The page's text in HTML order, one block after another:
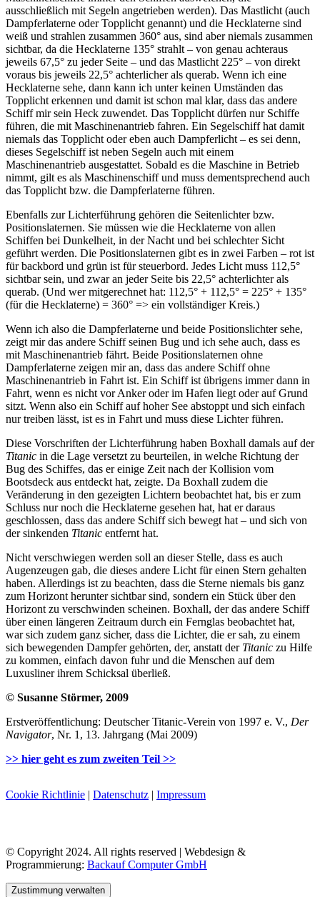
ausschließlich mit Segeln angetrieben werden). Das Mastlicht (auch
Dampferlaterne oder Topplicht genannt) und die Hecklaterne sind
weiß und strahlen zusammen 360° aus, sind aber niemals zusammen
sichtbar, da die Hecklaterne 135° strahlt – von genau achteraus
jeweils 67,5° zu jeder Seite – und das Mastlicht 225° – von direkt
voraus bis jeweils 22,5° achterlicher als querab. Wenn ich eine
Hecklaterne sehe, dann kann ich unter keinen Umständen das
Topplicht erkennen und damit ist schon mal klar, dass das andere
Schiff mir sein Heck zuwendet. Das Topplicht dürfen nur Schiffe
führen, die mit Maschinenantrieb fahren. Ein Segelschiff hat damit
niemals das Topplicht oder eben auch Dampferlicht – es sei denn,
dieses Segelschiff ist neben Segeln auch mit einem
Maschinenantrieb ausgestattet. Sobald es die Maschine in Betrieb
nimmt, gilt es als Maschinenschiff und muss dementsprechend auch
das Topplicht bzw. die Dampferlaterne führen.
Ebenfalls zur Lichterführung gehören die Seitenlichter bzw.
Positionslaternen. Sie müssen wie die Hecklaterne von allen
Schiffen bei Dunkelheit, in der Nacht und bei schlechter Sicht
geführt werden. Die Positionslaternen gibt es in zwei Farben – rot ist
für backbord und grün ist für steuerbord. Jedes Licht muss 112,5°
sichtbar sein, und zwar an jeder Seite bis 22,5° achterlichter als
querab. (Und wer mitgerechnet hat: 112,5° + 112,5° = 225° + 135°
(für die Hecklaterne) = 360° => ein vollständiger Kreis.)
Wenn ich also die Dampferlaterne und beide Positionslichter sehe,
zeigt mir das andere Schiff seinen Bug und ich sehe auch, dass es
mit Maschinenantrieb fährt. Beide Positionslaternen ohne
Dampferlaterne zeigen mir an, dass das andere Schiff ohne
Maschinenantrieb in Fahrt ist. Ein Schiff ist übrigens immer dann in
Fahrt, wenn es nicht vor Anker oder im Hafen liegt oder auf Grund
sitzt. Wenn also ein Schiff auf hoher See abstoppt und sich einfach
nur treiben lässt, ist es in Fahrt und muss diese Lichter führen.
Diese Vorschriften der Lichterführung haben Boxhall damals auf der
Titanic in die Lage versetzt zu beurteilen, in welche Richtung der
Bug des Schiffes, das er einige Zeit nach der Kollision vom
Bootsdeck aus entdeckt hat, zeigte. Da Boxhall zudem die
Veränderung in den gezeigten Lichtern beobachtet hat, bis er zum
Schluss nur noch die Hecklaterne gesehen hat, hat er daraus
geschlossen, dass das andere Schiff sich bewegt hat – und sich von
der sinkenden Titanic entfernt hat.
Nicht verschwiegen werden soll an dieser Stelle, dass es auch
Augenzeugen gab, die dieses andere Licht für einen Stern gehalten
haben. Allerdings ist zu beachten, dass die Sterne niemals bis ganz
zum Horizont herunter sichtbar sind, sondern ein Stück über den
Horizont zu verschwinden scheinen. Boxhall, der das andere Schiff
über einen längeren Zeitraum durch ein Fernglas beobachtet hat,
war sich zudem ganz sicher, dass die Lichter, die er sah, zu einem
sich bewegenden Dampfer gehörten, der, anstatt der Titanic zu Hilfe
zu kommen, einfach davon fuhr und die Menschen auf dem
Luxusliner ihrem Schicksal überließ.
© Susanne Störmer, 2009
Erstveröffentlichung: Deutscher Titanic-Verein von 1997 e. V., Der
Navigator, Nr. 1, 13. Jahrgang (Mai 2009)
>> hier geht es zum zweiten Teil >>
Cookie Richtlinie | Datenschutz | Impressum
© Copyright 2024. All rights reserved | Webdesign &
Programmierung: Backauf Computer GmbH
Zustimmung verwalten